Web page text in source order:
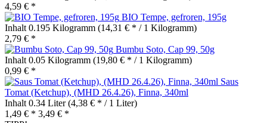
4,59 € *
BIO Tempe, gefroren, 195g
Inhalt 0.195 Kilogramm (14,31 € * / 1 Kilogramm)
2,79 € *
Bumbu Soto, Cap 99, 50g
Inhalt 0.05 Kilogramm (19,80 € * / 1 Kilogramm)
0,99 € *
Saus
Tomat (Ketchup), (MHD 26.4.26), Finna, 340ml
Inhalt 0.34 Liter(4,38 € * / 1 Liter)
1,49 € * 3,49 € *